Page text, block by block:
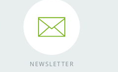
NEWSLETTER